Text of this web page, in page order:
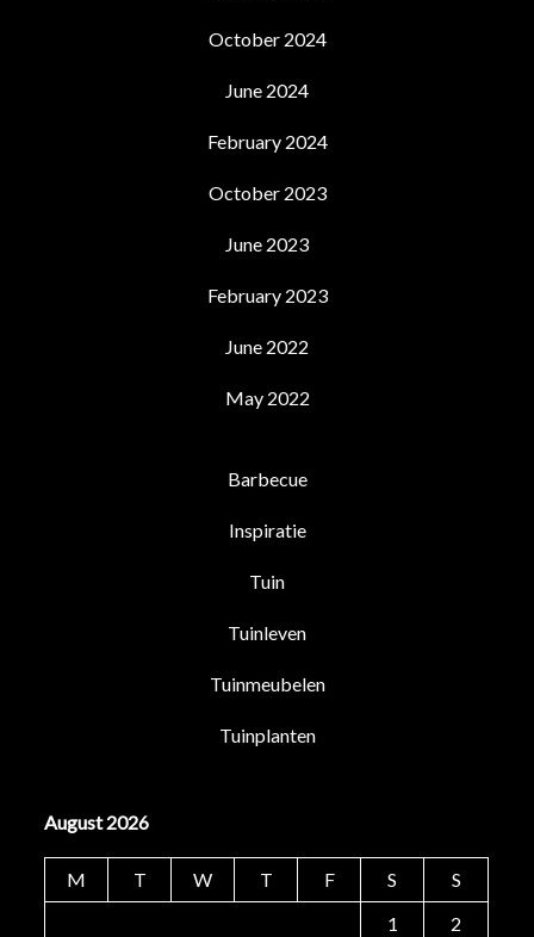
October 2024
June 2024
February 2024
October 2023
June 2023
February 2023
June 2022
May 2022
Barbecue
Inspiratie
Tuin
Tuinleven
Tuinmeubelen
Tuinplanten
August 2026
M T W T F S
S
1
2